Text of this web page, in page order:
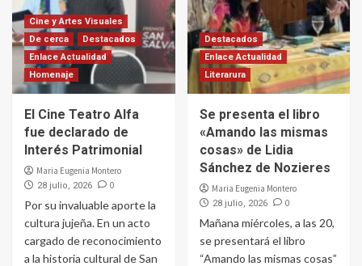
Cine y Artes Visuales
De cerca
Destacados
Enlace Actualidad
Homenaje
El Cine Teatro Alfa
fue declarado de
Interés Patrimonial
Maria Eugenia Montero
28 julio, 2026 0
Por su invaluable aporte la
cultura jujeña. En un acto
cargado de reconocimiento
a la historia cultural de San
Destacados
Enlace Actualidad
Literarura
Se presenta el libro
«Amando las mismas
cosas» de Lidia
Sánchez de Nozieres
Maria Eugenia Montero
28 julio, 2026 0
Mañana miércoles, a las 20,
se presentará el libro
“Amando las mismas cosas”